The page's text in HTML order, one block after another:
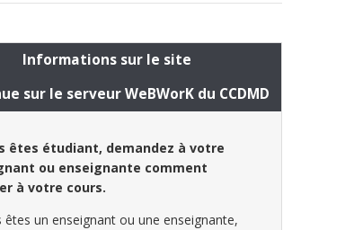
Informations sur le site
sur le serveur WeBWorK du CCDMD
êtes étudiant, demandez à votre
ou enseignante comment
à votre cours.
êtes un enseignant ou une enseignante,